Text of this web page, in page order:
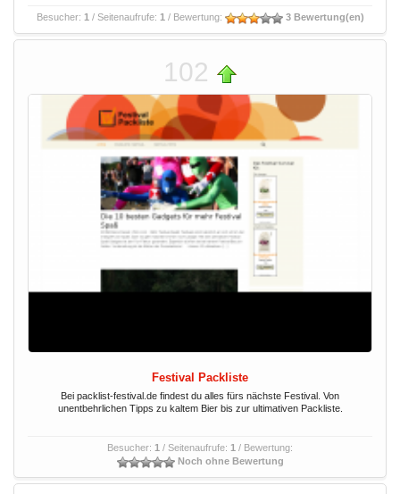
Besucher: 1 / Seitenaufrufe: 1 / Bewertung: 3 Bewertung(en)
102
Festival Packliste
Bei packlist-festival.de findest du alles fürs nächste Festival. Von
unentbehrlichen Tipps zu kaltem Bier bis zur ultimativen Packliste.
Besucher: 1 / Seitenaufrufe: 1 / Bewertung:
Noch ohne Bewertung